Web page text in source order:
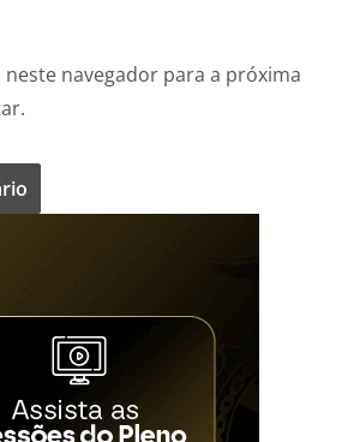
neste navegador para a próxima